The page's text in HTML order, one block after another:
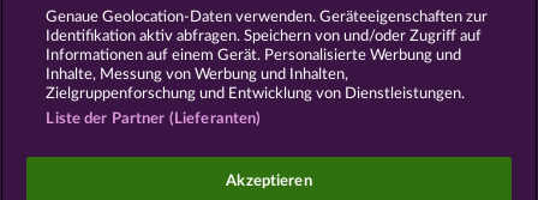
Widerruf einreichen
Social Casino Spiele dienen der reinen Unterhaltung
Genaue Geolocation-Daten verwenden. Geräteeigenschaften zur
Identifikation aktiv abfragen. Speichern von und/oder Zugriff auf
Informationen auf einem Gerät. Personalisierte Werbung und
Inhalte, Messung von Werbung und Inhalten,
Zielgruppenforschung und Entwicklung von Dienstleistungen.
Liste der Partner (Lieferanten)
Akzeptieren